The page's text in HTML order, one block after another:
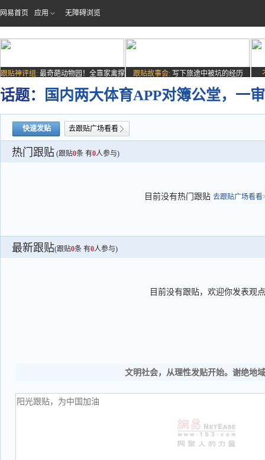
网易首页 应用 无障碍浏览
跟贴神评组: 最奇葩动物园！全靠家禽撑
场子
跟贴故事会: 写下旅途中被坑的经历
话题： 国内两大体育APP对簿公堂，一
快速发贴 去跟贴广场看看
热门跟贴 (跟贴0条 有0人参与)
目前没有热门跟贴 去跟贴广场看看
最新跟贴(跟贴0条 有0人参与)
目前没有跟贴，欢迎你发表观点
文明社会，从理性发贴开始。谢绝地